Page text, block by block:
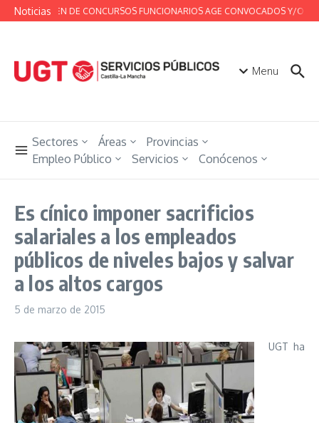
Saltar al contenido
Noticias
RESUMEN DE CONCURSOS FUNCIONARIOS AGE CONVOCADOS Y/O
Menu
Sectores Áreas
Provincias
Empleo Público
Servicios Conócenos
Es cínico imponer sacrificios
salariales a los empleados
públicos de niveles bajos y salvar
a los altos cargos
5 de marzo de 2015
UGT ha